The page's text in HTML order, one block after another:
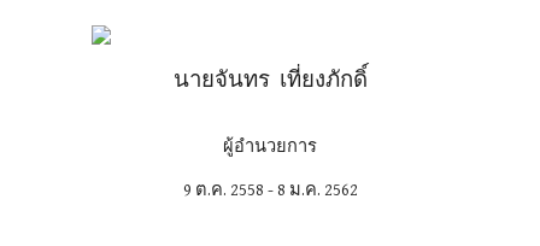
นายจันทร เที่ยงภักดิ์
ผู้อำนวยการ
9 ต.ค. 2558 - 8 ม.ค. 2562